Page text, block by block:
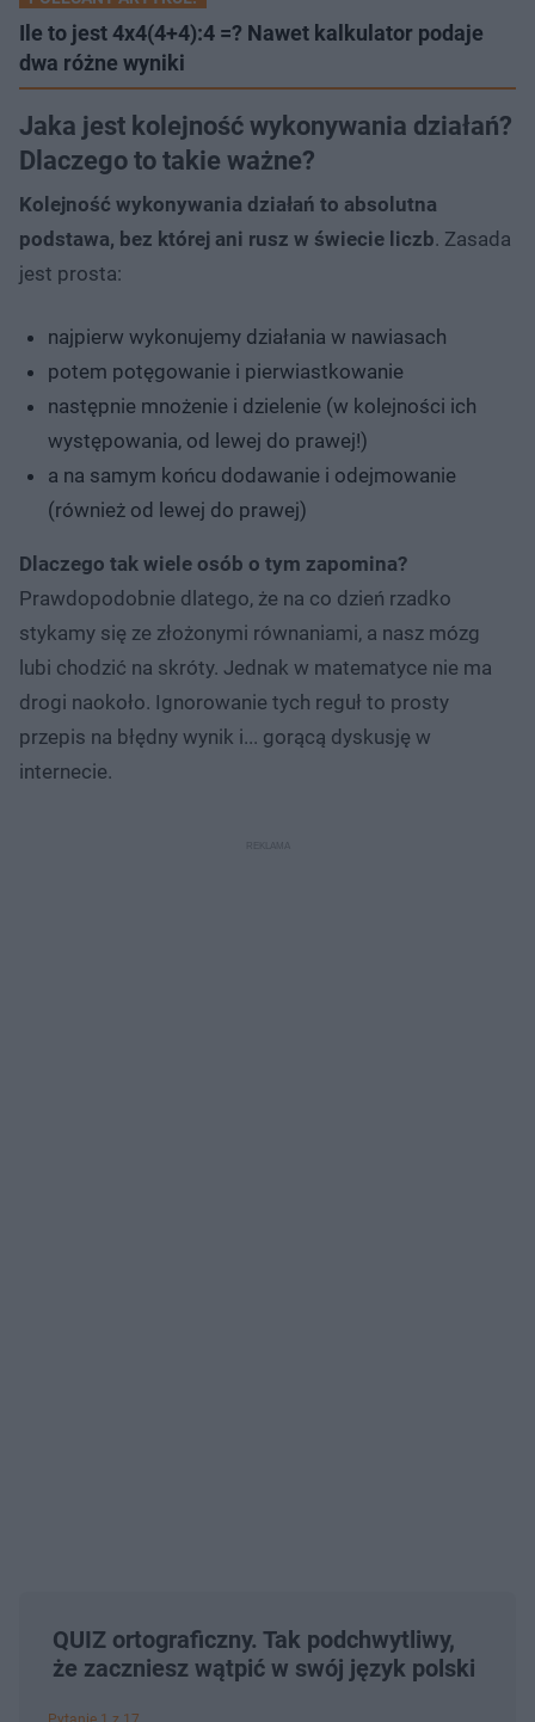
Ile to jest 4x4(4+4):4 =? Nawet kalkulator podaje
dwa różne wyniki
Jaka jest kolejność wykonywania działań?
Dlaczego to takie ważne?
Kolejność wykonywania działań to absolutna
podstawa, bez której ani rusz w świecie liczb. Zasada
jest prosta:
najpierw wykonujemy działania w nawiasach
potem potęgowanie i pierwiastkowanie
następnie mnożenie i dzielenie (w kolejności ich
występowania, od lewej do prawej!)
a na samym końcu dodawanie i odejmowanie
(również od lewej do prawej)
Dlaczego tak wiele osób o tym zapomina?
Prawdopodobnie dlatego, że na co dzień rzadko
stykamy się ze złożonymi równaniami, a nasz mózg
lubi chodzić na skróty. Jednak w matematyce nie ma
drogi naokoło. Ignorowanie tych reguł to prosty
przepis na błędny wynik i... gorącą dyskusję w
internecie.
QUIZ ortograficzny. Tak podchwytliwy,
że zaczniesz wątpić w swój język polski